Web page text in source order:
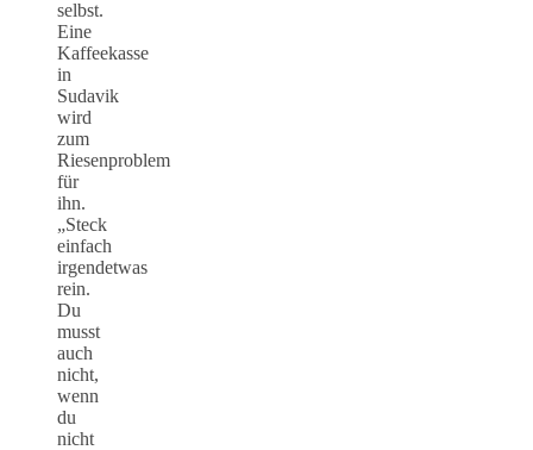
selbst.
Eine
Kaffeekasse
in
Sudavik
wird
zum
Riesenproblem
für
ihn.
„Steck
einfach
irgendetwas
rein.
Du
musst
auch
nicht,
wenn
du
nicht